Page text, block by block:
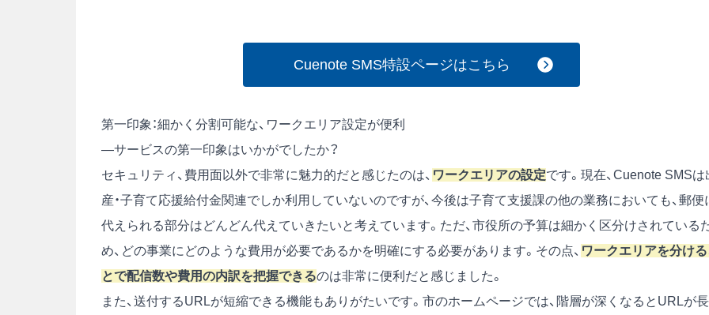
Cuenote SMS特設ページはこちら
第一印象：細かく分割可能な、ワークエリア設定が便利
―サービスの第一印象はいかがでしたか？
セキュリティ、費用面以外で非常に魅力的だと感じたのは、 ワークエリアの設定です。現在、Cuenote SMSは
産・子育て応援給付金関連でしか利用していないのですが、今後は子育て支援課の他の業務においても、郵便
代えられる部分はどんどん代えていきたいと考えています。ただ、市役所の予算は細かく区分けされている
め、どの事業にどのような費用が必要であるかを明確にする必要があります。その点、 ワークエリアを分ける
とで配信数や費用の内訳を把握できるのは非常に便利だと感じました。
また、送付するURLが短縮できる機能もありがたいです。市のホームページでは、階層が深くなるとURLが長